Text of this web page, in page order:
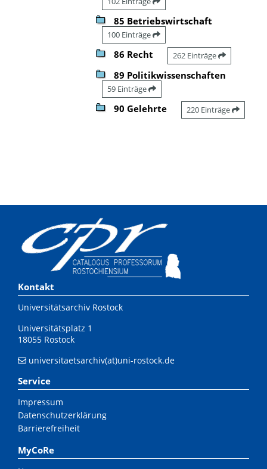
85 Betriebswirtschaft
100 Einträge
86 Recht 262 Einträge
89 Politikwissenschaften
59 Einträge
90 Gelehrte 220 Einträge
Kontakt
Universitätsarchiv Rostock
Universitätsplatz 1
18055 Rostock
universitaetsarchiv(at)uni-rostock.de
Service
Impressum
Datenschutzerklärung
Barrierefreiheit
MyCoRe